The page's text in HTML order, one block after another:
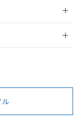
、以下を必ずお読
ない限
おりま